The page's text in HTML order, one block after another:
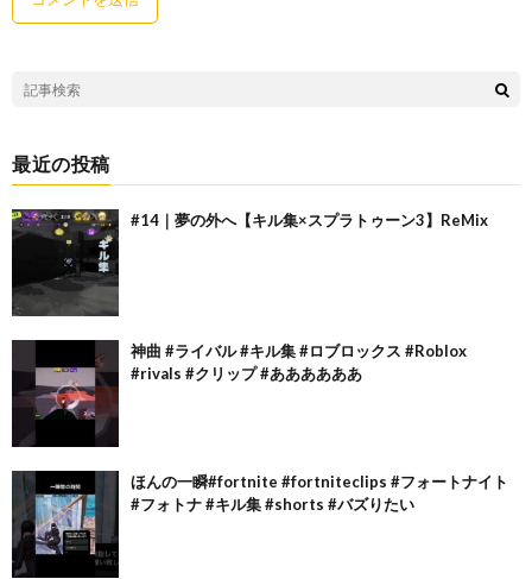
最近の投稿
#14｜夢の外へ【キル集×スプラトゥーン3】ReMix
神曲 #ライバル #キル集 #ロブロックス #Roblox
#rivals #クリップ #ああああああ
ほんの一瞬#fortnite #fortniteclips #フォートナイト
#フォトナ #キル集 #shorts #バズりたい